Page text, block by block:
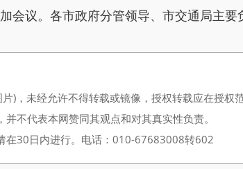
议。各市政府分管领导、市交通局主要
)，未经允许不得转载或镜像，授权转载应在授权
不代表本网赞同其观点和对其真实性负责。
在30日内进行。电话：010-67683008转602